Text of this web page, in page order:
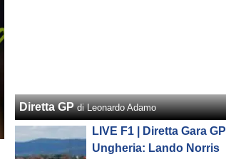
Diretta GP di Leonardo Adamo
LIVE F1 | Diretta Gara GP
Ungheria: Lando Norris